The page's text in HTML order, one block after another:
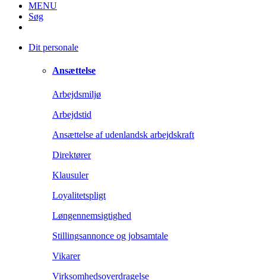
MENU
Søg
Dit personale
Ansættelse
Arbejdsmiljø
Arbejdstid
Ansættelse af udenlandsk arbejdskraft
Direktører
Klausuler
Loyalitetspligt
Løngennemsigtighed
Stillingsannonce og jobsamtale
Vikarer
Virksomhedsoverdragelse